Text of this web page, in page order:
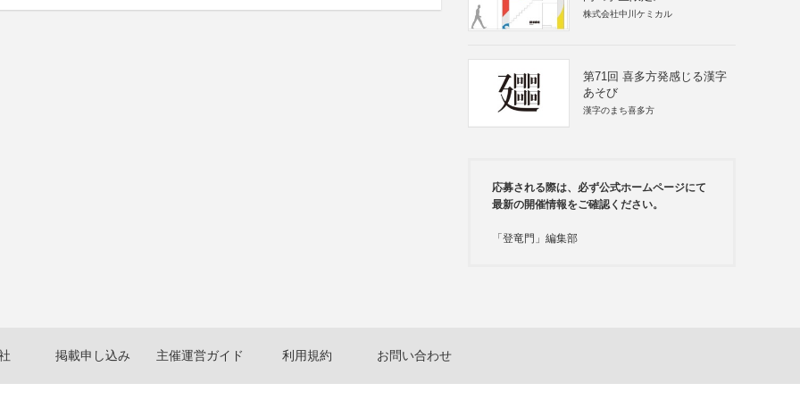
株式会社中川ケミカル
第71回 喜多方発感じる漢字
あそび
漢字のまち喜多方
応募される際は、必ず公式ホームページにて
最新の開催情報をご確認ください。
「登竜門」編集部
掲載申し込み 主催運営ガイド 利用規約 お問い合わせ